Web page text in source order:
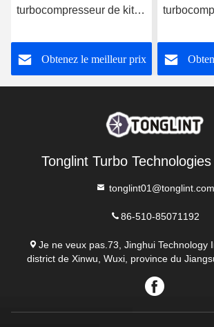
turbocompresseur de kit
turbocompresseur de kit
de réparation de GT15-
25V GT15V GT17V VNT
Obtenez le meilleur prix
moteur
Tonglint Turbo
tonglint01@tonglint.com
86-510-85071192
Je ne veux pas.73, Jinghui Technology
district de Xinwu, Wuxi, province du